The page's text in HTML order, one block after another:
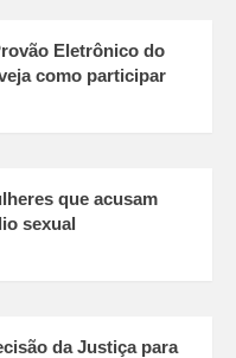
Eletrônico do
como participar
que acusam
sexual
da Justiça para